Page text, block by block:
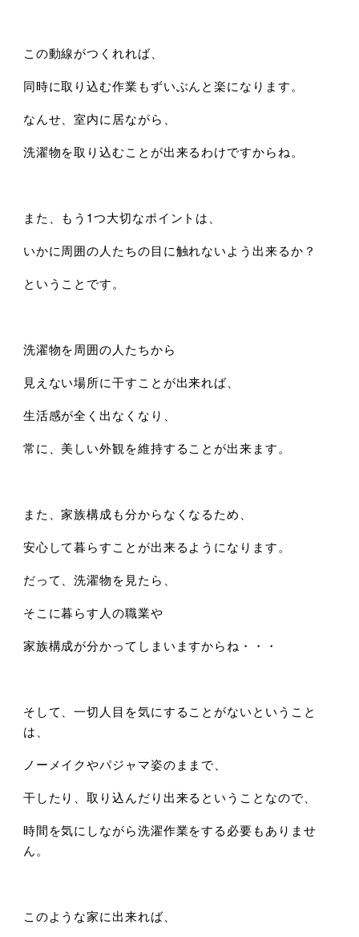
この動線がつくれれば、
同時に取り込む作業もずいぶんと楽になります。
なんせ、室内に居ながら、
洗濯物を取り込むことが出来るわけですからね。
また、もう1つ大切なポイントは、
いかに周囲の人たちの目に触れないよう出来るか？
ということです。
洗濯物を周囲の人たちから
見えない場所に干すことが出来れば、
生活感が全く出なくなり、
常に、美しい外観を維持することが出来ます。
また、家族構成も分からなくなるため、
安心して暮らすことが出来るようになります。
だって、洗濯物を見たら、
そこに暮らす人の職業や
家族構成が分かってしまいますからね・・・
そして、一切人目を気にすることがないということ
は、
ノーメイクやパジャマ姿のままで、
干したり、取り込んだり出来るということなので、
時間を気にしながら洗濯作業をする必要もありませ
ん。
このような家に出来れば、